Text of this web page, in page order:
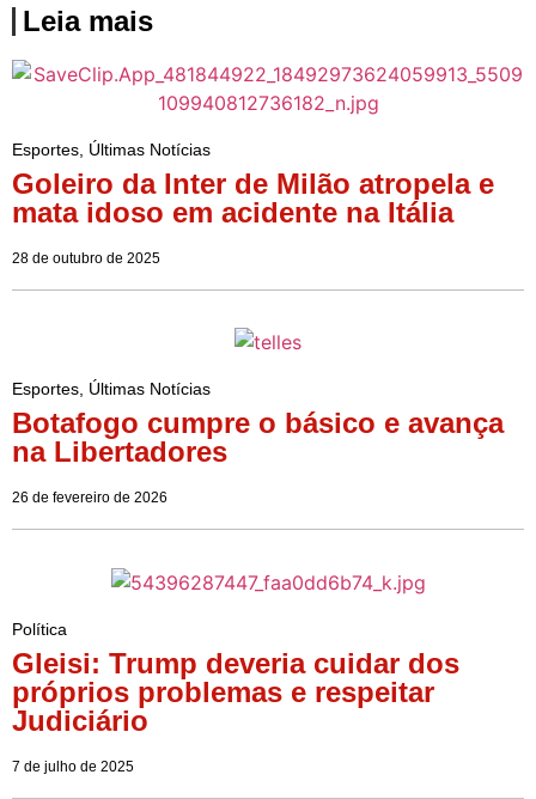
Leia mais
Esportes Últimas Notícias
Goleiro da Inter de Milão atropela e
mata idoso em acidente na Itália
28 de outubro de 2025
Esportes, Últimas Notícias
Botafogo cumpre o básico e avança
na Libertadores
26 de fevereiro de 2026
Política
Gleisi: Trump deveria cuidar dos
próprios problemas e respeitar
Judiciário
7 de julho de 2025